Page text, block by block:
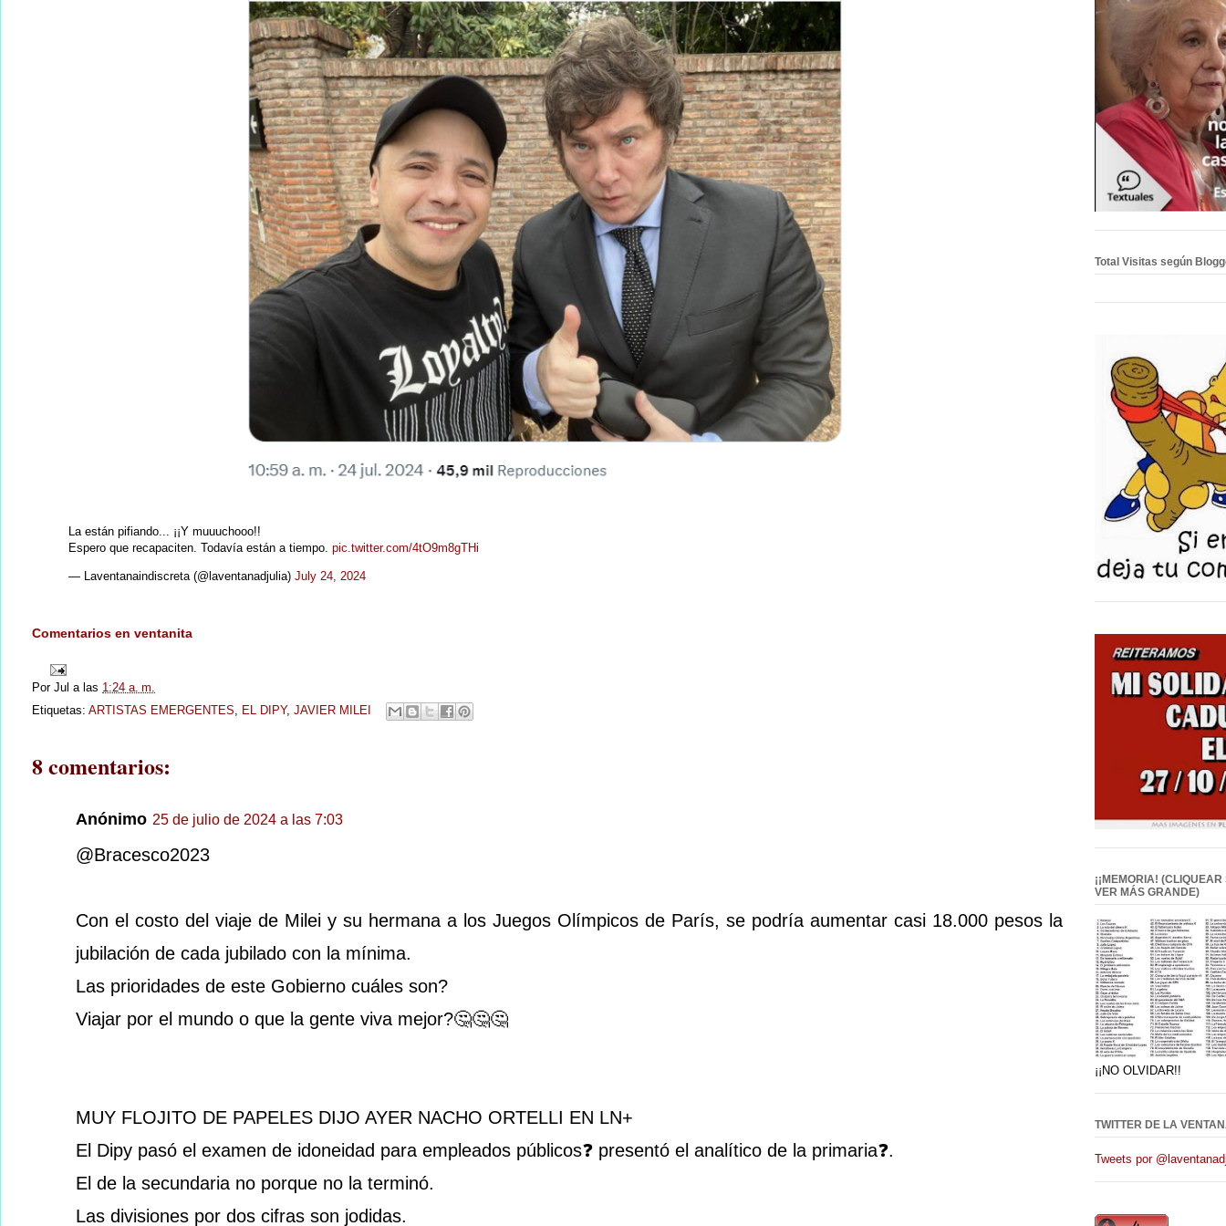
La están pifiando... ¡¡Y muuuchooo!!
Espero que recapaciten. Todavía están a tiempo. pic.twitter.com/4tO9m8gTHi
— Laventanaindiscreta (@laventanadjulia) July 24, 2024
Comentarios en ventanita
Por Jul a las 1:24 a. m.
Etiquetas: ARTISTAS EMERGENTES, EL DIPY, JAVIER MILEI
8 comentarios:
Anónimo 25 de julio de 2024 a las 7:03
@Bracesco2023
Con el costo del viaje de Milei y su hermana a los Juegos Olímpicos de París, se podría aumentar casi 18.000 pesos la
jubilación de cada jubilado con la mínima.
Las prioridades de este Gobierno cuáles son?
Viajar por el mundo o que la gente viva mejor?🤔🤔🤔
MUY FLOJITO DE PAPELES DIJO AYER NACHO ORTELLI EN LN+
El Dipy pasó el examen de idoneidad para empleados públicos❓ presentó el analítico de la primaria❓.
El de la secundaria no porque no la terminó.
Las divisiones por dos cifras son jodidas.
Total Visitas según
¡¡MEMORIA!
VER MÁS GRANDE)
¡¡NO OLVIDAR!!
TWITTER DE LA
Tweets por